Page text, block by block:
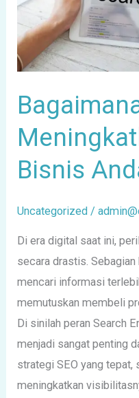
Bisnis
Uncategorized /
Di era digital saat ini,
secara drastis.
mencari informasi
memutuskan membeli
Di sinilah peran Search
menjadi sangat penting
strategi SEO yang tepat,
meningkatkan
Anda